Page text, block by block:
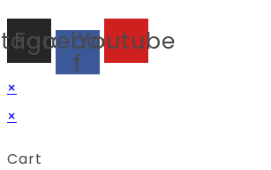
Facebook-
f
Youtube
×
×
Cart